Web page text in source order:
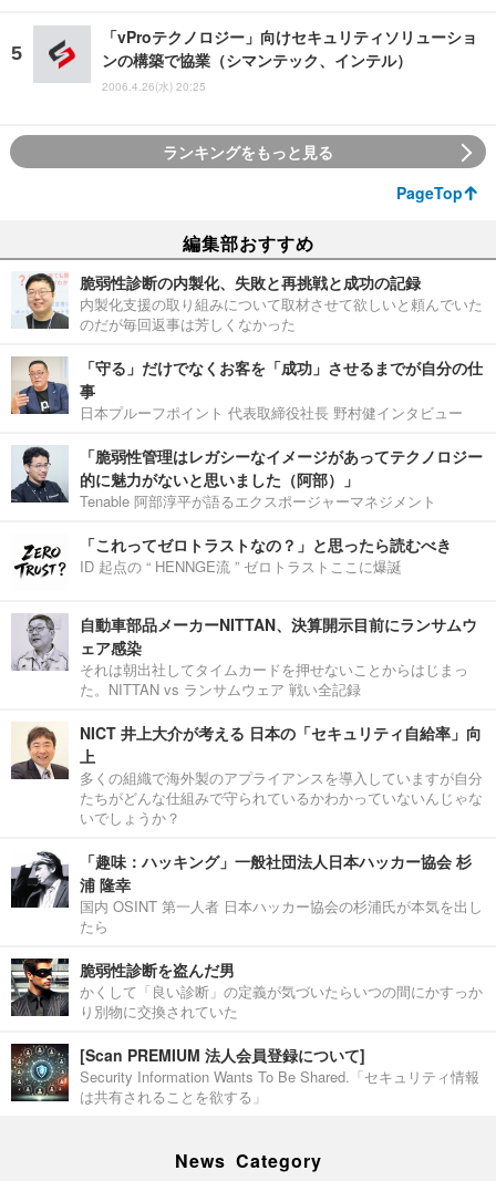
「vProテクノロジー」向けセキュリティソリューショ
ンの構築で協業（シマンテック、インテル）
2006.4.26(水) 20:25
ランキングをもっと見る
PageTop
編集部おすすめ
脆弱性診断の内製化、失敗と再挑戦と成功の記録
内製化支援の取り組みについて取材させて欲しいと頼んでいた
のだが毎回返事は芳しくなかった
「守る」だけでなくお客を「成功」させるまでが自分の仕
事
日本プルーフポイント 代表取締役社長 野村健インタビュー
「脆弱性管理はレガシーなイメージがあってテクノロジー
的に魅力がないと思いました（阿部）」
Tenable 阿部淳平が語るエクスポージャーマネジメント
「これってゼロトラストなの？」と思ったら読むべき
ID 起点の “ HENNGE流 ” ゼロトラストここに爆誕
自動車部品メーカーNITTAN、決算開示目前にランサムウ
ェア感染
それは朝出社してタイムカードを押せないことからはじまっ
た。NITTAN vs ランサムウェア 戦い全記録
NICT 井上大介が考える 日本の「セキュリティ自給率」向
上
多くの組織で海外製のアプライアンスを導入していますが自分
たちがどんな仕組みで守られているかわかっていないんじゃな
いでしょうか？
「趣味：ハッキング」一般社団法人日本ハッカー協会 杉
浦 隆幸
国内 OSINT 第一人者 日本ハッカー協会の杉浦氏が本気を出し
たら
脆弱性診断を盗んだ男
かくして「良い診断」の定義が気づいたらいつの間にかすっか
り別物に交換されていた
[Scan PREMIUM 法人会員登録について]
Security Information Wants To Be Shared.「セキュリティ情報
は共有されることを欲する」
News Category